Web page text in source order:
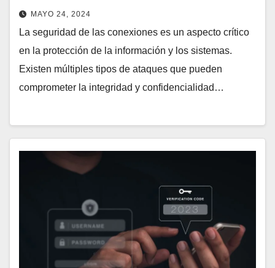
MAYO 24, 2024
La seguridad de las conexiones es un aspecto crítico
en la protección de la información y los sistemas.
Existen múltiples tipos de ataques que pueden
comprometer la integridad y confidencialidad…